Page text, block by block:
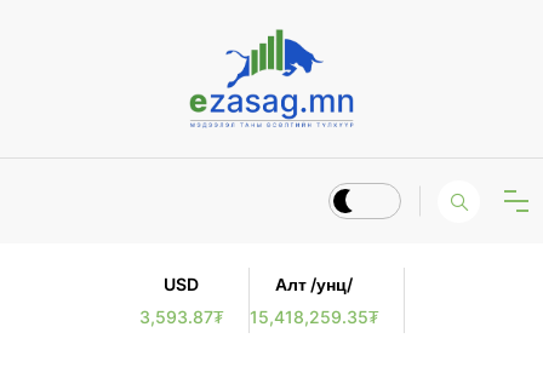
USD
3,593.87₮
Алт /унц/
15,418,259.35₮